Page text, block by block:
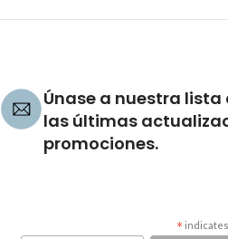
Únase a nuestra
las últimas
promociones.
*